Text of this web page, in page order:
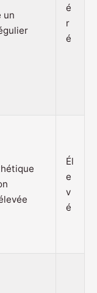
un
é
r
é
Él
e
v
é